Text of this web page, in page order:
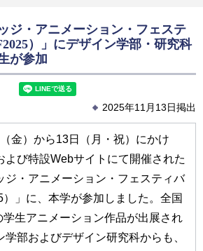
ジ・アニメーション・フェステ
）」にデザイン学部・研究科
が参加
2025年11月13日掲出
金）から13日（月・祝）にかけ
よび特設Webサイトにて開催された
ジ・アニメーション・フェスティバ
」に、本学が参加しました。全国
生アニメーション作品が出展され
学部およびデザイン研究科からも、